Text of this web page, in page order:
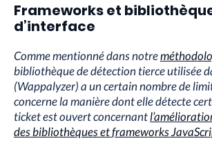
Frameworks et
d’interface
Comme mentionné dans notre
bibliothèque de détection tierce utilisée
(Wappalyzer) a un certain nombre de
concerne la manière dont elle détecte
ticket est ouvert concernant
des bibliothèques etframeworks